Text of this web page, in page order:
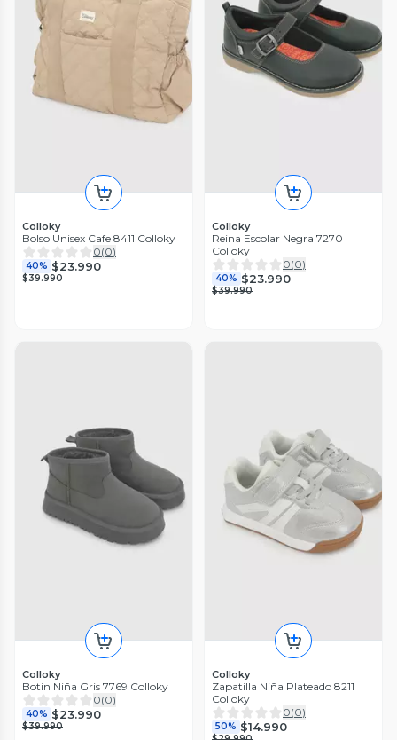
Colloky
Bolso Unisex Cafe 8411 Colloky
0(0)
40% $23.990
$39.990
Colloky
Reina Escolar Negra 7270
Colloky
0(0)
40% $23.990
$39.990
Colloky
Botin Niña Gris 7769 Colloky
0(0)
40% $23.990
$39.990
Colloky
Zapatilla Niña Plateado 8211
Colloky
0(0)
50% $14.990